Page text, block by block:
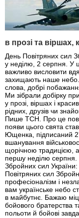
в прозі та віршах,
День Повітряних сил
у неділю, 2 серпня. У
важливо висловити
захищають наше
слова, добрі
Ми зібрали добірку
у прозі, віршах і
рідних, друзів чи
Пише ТСН. Про це
появи цього свята
Ющенка, підписаний
вшанування
щорічною традицією,
першу неділю серпня.
Збройних сил
Повітряних сил
професіоналізм і
вам українське небо
в майбутнє. Бажаю
бойового братерства
польоти й бойові